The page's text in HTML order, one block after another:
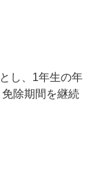
し、1年生の年
除期間を継続